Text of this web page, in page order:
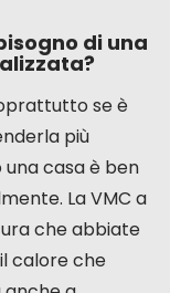
confortevole
a doppio
uno dei suoi
più vecchi
ovunque, la